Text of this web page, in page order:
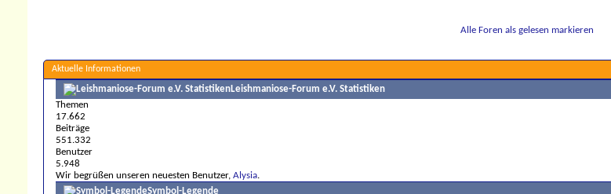
Alle Foren als gelesen markieren
Aktuelle Informationen
Leishmaniose-Forum e.V. Statistiken
Themen
17.662
Beiträge
551.332
Benutzer
5.948
Wir begrüßen unseren neuesten Benutzer, Alysia.
Symbol-Legende